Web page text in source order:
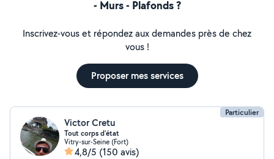
- Murs - Plafonds ?
Inscrivez-vous et répondez aux demandes près de chez
vous !
Proposer mes services
Particulier
Victor Cretu
Tout corps d'état
Vitry-sur-Seine (Fort)
4,8/5 (150 avis)